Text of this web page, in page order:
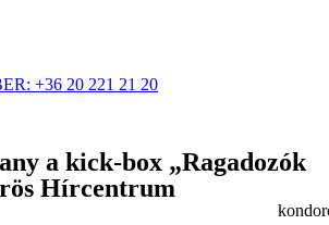
+36 20 221 21 20
a kick-box „Ragadozók
Hírcentrum